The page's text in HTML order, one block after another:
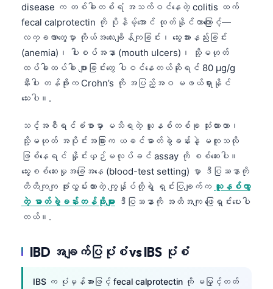
disease က တစ်ခါတစ်ရံ အသက်ဝင်နေတဲ့ colitis ထက်
fecal calprotectin ကို ပိုနိမ့်အောင် ထုတ်နိုင်တာကြောင့်—
လက္ခဏာတွေမှာ ကိုယ်အလေးချိန်ကျခြင်း၊ သွေးအားနည်းခြင်း
(anemia)၊ ပါးစပ်အနာ (mouth ulcers)၊ သို့မဟုတ်
ထပ်ခါထပ်ခါ ဖျားခြင်းတွေ ပါဝင်နေတယ်ဆိုရင် 80 µg/g
နီးပါး တန်ဖိုးက Crohn’s ကို အပြည့်အဝ မဖယ်ရှားနိုင်
သေးပါ။.
သင့်အစီရင်ခံစာမှာ မသိရတဲ့ ယူနစ်တစ်ခု သုံးထားတာ၊
သို့မဟုတ် အပိုင်းအခြားက ယခင်ဓာတ်ခွဲခန်းနဲ့ မတူသလို
ဖြစ်နေရင် နှိုင်းယှဉ်မလုပ်ခင် assay ကို စစ်ဆေးပါ။
သွေးစစ်ဆေးမှုအခြေအနေ (blood-test setting) မှာ ဒီပြဿနာကို
တိတိကျကျ ဖုံးလွှမ်းထားတဲ့ ကျွန်ုပ်တို့ရဲ့ ရှင်းပြချက်က ယူနစ်ကွာ
တဲ့ ဓာတ်ခွဲခန်းတန်ဖိုးများ ဒီပြဿနာကို အတိအကျ ဖြေရှင်းပေးပါ
တယ်။.
IBD အချက်ပြပုံစံ vs IBS ပုံစံ
IBS က ပုံမှန်အားဖြင့် fecal calprotectin ကို မမြှင့်တတ်